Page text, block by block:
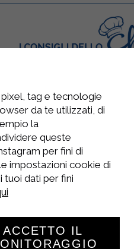
CREMOSO
E
PRIMI PIATTI
un generoso filo di olio
e lasciarla imbiondire
tag e tecnologie
da te utilizzati, di
la
queste
per fini di
impostazioni cookie di
tuoi dati per fini
ACCETTO IL